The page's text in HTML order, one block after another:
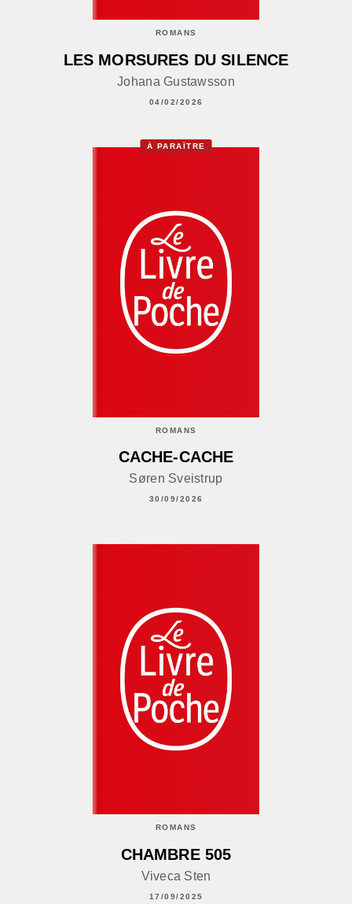
ROMANS
LES MORSURES DU SILENCE
Johana Gustawsson
04/02/2026
À PARAÎTRE
ROMANS
CACHE-CACHE
Søren Sveistrup
30/09/2026
ROMANS
CHAMBRE 505
Viveca Sten
17/09/2025